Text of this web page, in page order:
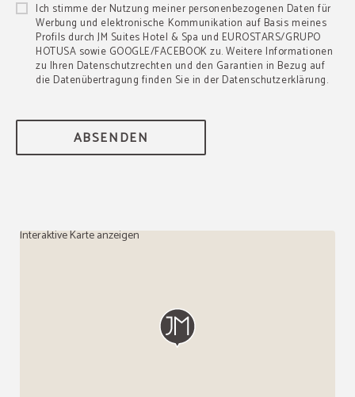
Ich stimme der Nutzung meiner personenbezogenen Daten für
Werbung und elektronische Kommunikation auf Basis meines
Profils durch JM Suites Hotel & Spa und EUROSTARS/GRUPO
HOTUSA sowie GOOGLE/FACEBOOK zu. Weitere Informationen
zu Ihren Datenschutzrechten und den Garantien in Bezug auf
die Datenübertragung finden Sie in der Datenschutzerklärung.
ABSENDEN
Interaktive Karte anzeigen